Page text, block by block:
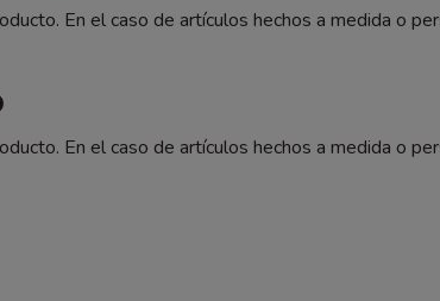
En el caso de artículos hechos a medida o
En el caso de artículos hechos a medida o